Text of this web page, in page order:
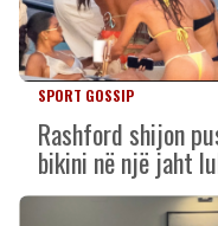
SPORT GOSSIP
Rashford shijon
bikini në një jaht